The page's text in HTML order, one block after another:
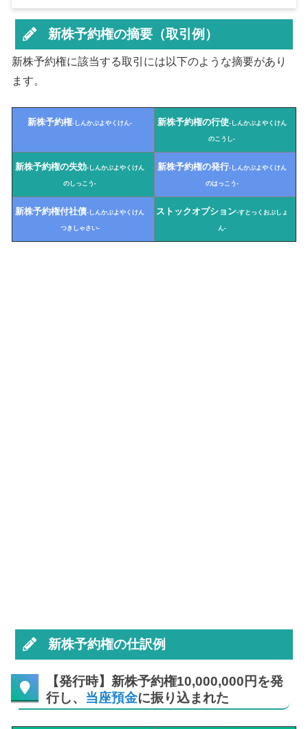
新株予約権の摘要（取引例）
新株予約権に該当する取引には以下のような摘要があり
ます。
新株予約権-しんかぶよやくけん- 新株予約権の行使-しんかぶよやくけん
のこうし-
新株予約権の失効-しんかぶよやくけん
のしっこう-
新株予約権の発行-しんかぶよやくけん
のはっこう-
新株予約権付社債-しんかぶよやくけん
つきしゃさい-
ストックオプション-すとっくおぷしょ
ん-
新株予約権の仕訳例
【発行時】新株予約権10,000,000円を発
行し、 当座預金に振り込まれた